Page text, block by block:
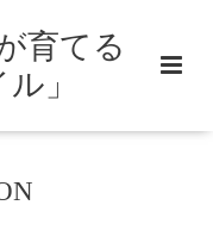
育てる
」